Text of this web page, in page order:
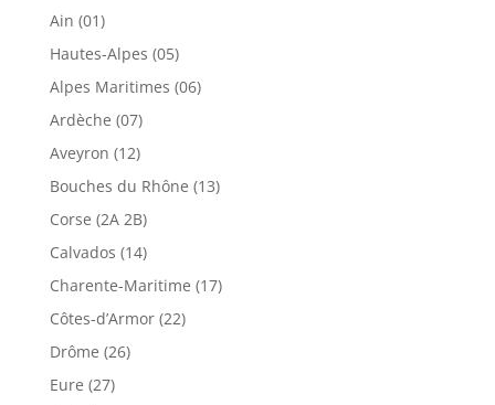
Ain (01)
Hautes-Alpes (05)
Alpes Maritimes (06)
Ardèche (07)
Aveyron (12)
Bouches du Rhône (13)
Corse (2A 2B)
Calvados (14)
Charente-Maritime (17)
Côtes-d’Armor (22)
Drôme (26)
Eure (27)